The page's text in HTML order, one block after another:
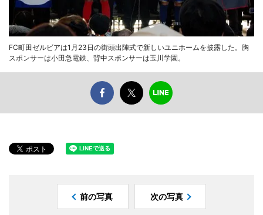
FC町田ゼルビアは1月23日の街頭出陣式で新しいユニホームを披露した。胸
スポンサーは小田急電鉄、背中スポンサーは玉川学園。
前の写真 次の写真